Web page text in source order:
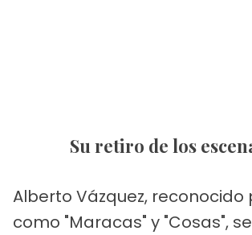
Su retiro de los
Alberto Vázquez, reconocido
como "Maracas" y "Cosas",